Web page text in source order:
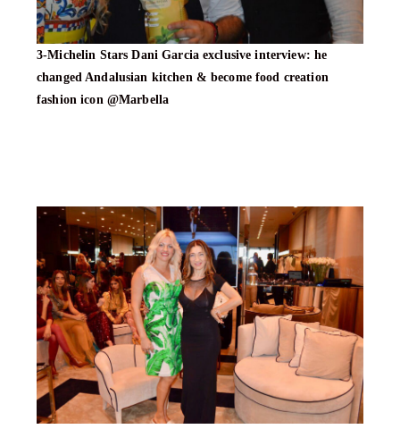
3-Michelin Stars Dani Garcia exclusive interview: he
changed Andalusian kitchen & become food creation
fashion icon @Marbella